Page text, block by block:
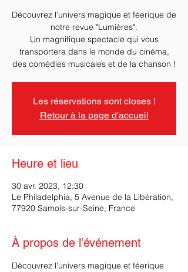
Découvrez l'univers magique et féerique de
notre revue "Lumières".
Un magnifique spectacle qui vous
transportera dans le monde du cinéma,
des comédies musicales et de la chanson !
Les réservations sont closes !
Retour à la page d'accueil
Heure et lieu
30 avr. 2023, 12:30
Le Philadelphia, 5 Avenue de la Libération,
77920 Samois-sur-Seine, France
À propos de l'événement
Découvrez l'univers magique et féerique